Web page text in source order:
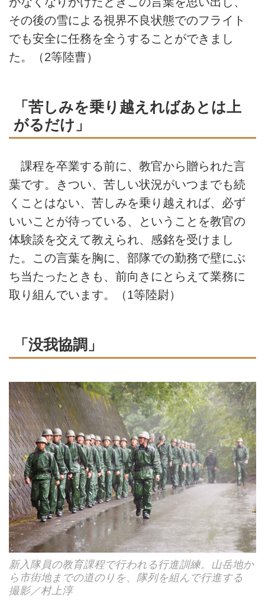
その後の雪による視界不良状態でのフライト
でも安全に任務を全うすることができまし
た。（2等陸曹）
「苦しみを乗り越えればあとは上
がるだけ」
課程を卒業する前に、教官から贈られた言
葉です。きつい、苦しい状況がいつまでも続
くことはない、苦しみを乗り越えれば、必ず
いいことが待っている、ということを教官の
体験談を交えて教えられ、感銘を受けまし
た。この言葉を胸に、部隊での勤務で壁にぶ
ち当たったときも、前向きにとらえて業務に
取り組んでいます。（1等陸尉）
「没我協調」
新入隊員の教育課程で行われる行進訓練。山岳地か
ら市街地までの道のりを、隊列を組んで行進する
撮影／村上淳